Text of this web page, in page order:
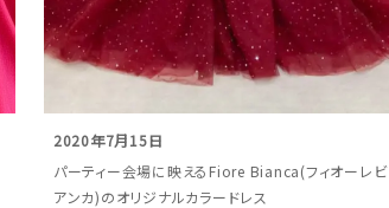
2020年7月15日
パーティー会場に映えるFiore Bianca(フィオーレビ
アンカ)のオリジナルカラードレス